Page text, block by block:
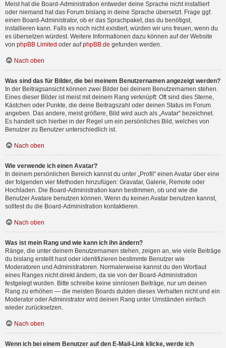
Meist hat die Board-Administration entweder deine Sprache nicht installiert
oder niemand hat das Forum bislang in deine Sprache übersetzt. Frage ggf.
einen Board-Administrator, ob er das Sprachpaket, das du benötigst,
installieren kann. Falls es noch nicht existiert, würden wir uns freuen, wenn du
es übersetzen würdest. Weitere Informationen dazu können auf der Website
von phpBB Limited oder aufphpBB.de gefunden werden.
Nach oben
Was sind das für Bilder, die bei meinem Benutzernamen angezeigt werden?
In der Beitragsansicht können zwei Bilder bei deinem Benutzernamen stehen.
Eines dieser Bilder ist meist mit deinem Rang verknüpft: Oft sind dies Sterne,
Kästchen oder Punkte, die deine Beitragszahl oder deinen Status im Forum
angeben. Das andere, meist größere, Bild wird auch als „Avatar“ bezeichnet.
Es handelt sich hierbei in der Regel um ein persönliches Bild, welches von
Benutzer zu Benutzer unterschiedlich ist.
Nach oben
Wie verwende ich einen Avatar?
In deinem persönlichen Bereich kannst du unter „Profil“ einen Avatar über eine
der folgenden vier Methoden hinzufügen: Gravatar, Galerie, Remote oder
Hochladen. Die Board-Administration kann bestimmen, ob und wie die
Benutzer Avatare benutzen können. Wenn du keinen Avatar benutzen kannst,
solltest du die Board-Administration kontaktieren.
Nach oben
Was ist mein Rang und wie kann ich ihn ändern?
Ränge, die unter deinem Benutzernamen stehen, zeigen an, wie viele Beiträge
du bislang erstellt hast oder identifizieren bestimmte Benutzer wie
Moderatoren und Administratoren. Normalerweise kannst du den Wortlaut
eines Ranges nicht direkt ändern, da sie von der Board-Administration
festgelegt wurden. Bitte schreibe keine sinnlosen Beiträge, nur um deinen
Rang zu erhöhen — die meisten Boards dulden dieses Verhalten nicht und ein
Moderator oder Administrator wird deinen Rang unter Umständen einfach
wieder zurücksetzen.
Nach oben
Wenn ich bei einem Benutzer auf den E-Mail-Link klicke, werde ich